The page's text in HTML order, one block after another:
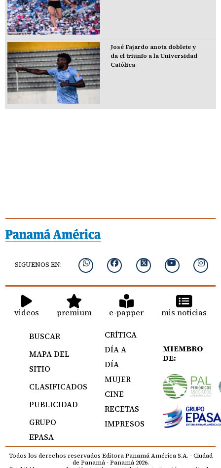
José Fajardo anota doblete y
da el triunfo a la Universidad
Católica
SIGUENOS EN:
videos premium e-papper mis noticias
BUSCAR
MAPA DEL
SITIO
CLASIFICADOS
PUBLICIDAD
GRUPO
EPASA
CRÍTICA
DÍA A
DÍA
MUJER
CINE
RECETAS
IMPRESOS
MIEMBRO
DE:
Todos los derechos reservados Editora Panamá América S.A. - Ciudad
de Panamá - Panamá 2026.